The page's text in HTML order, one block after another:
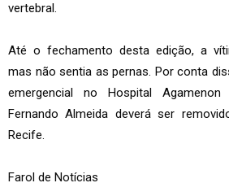
vertebral.
Até o fechamento desta edição, a
mas não sentia as pernas. Por conta
emergencial no Hospital Agamenon
Fernando Almeida deverá ser
Recife.
Farol de Notícias